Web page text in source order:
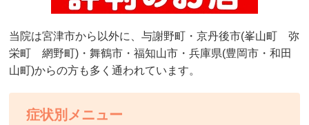
当院は宮津市から以外に、与謝野町・京丹後市(峯山町 弥
栄町 網野町)・舞鶴市・福知山市・兵庫県(豊岡市・和田
山町)からの方も多く通われています。
症状別メニュー